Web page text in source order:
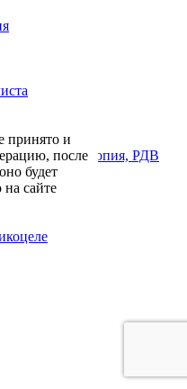
гистероскопия, РДВ
принято и
после
будет
сайте